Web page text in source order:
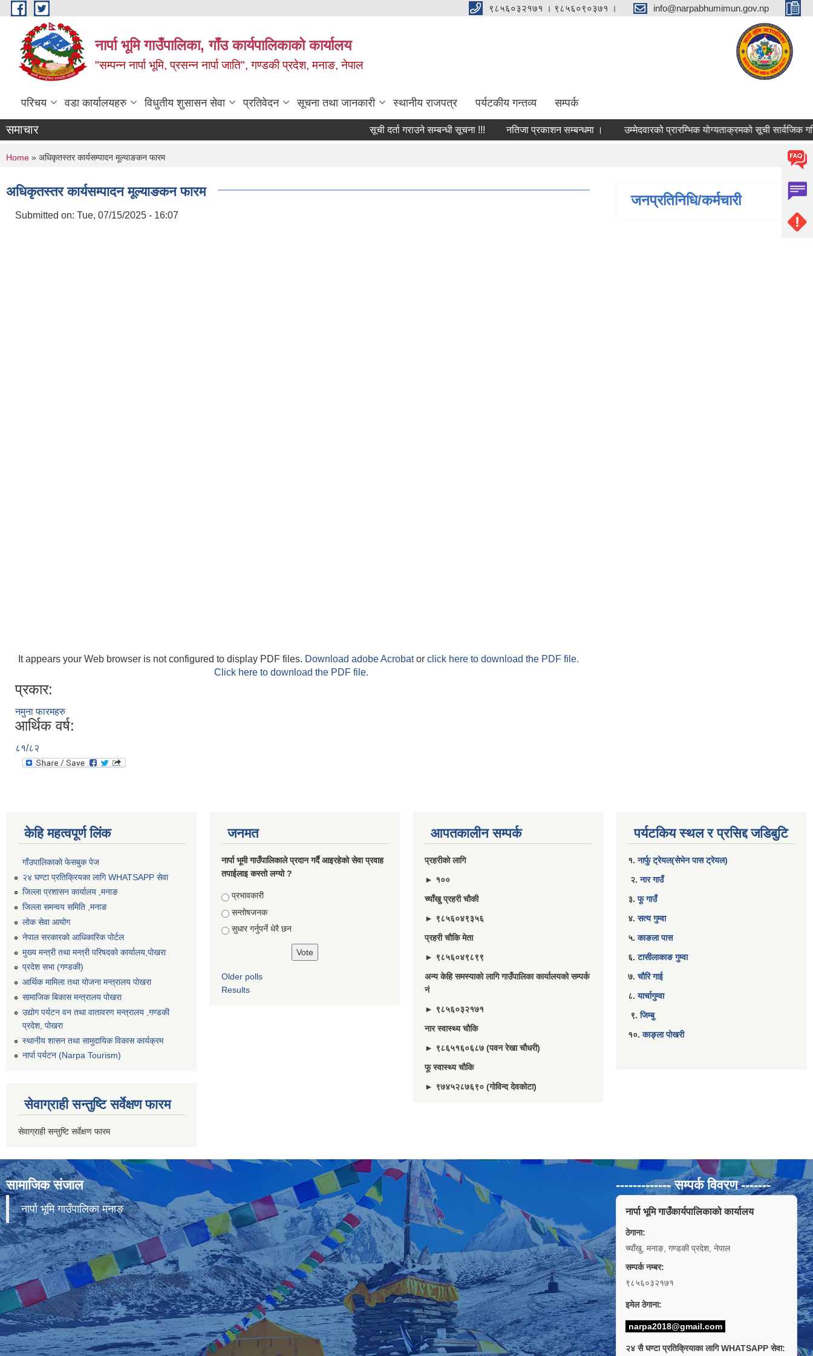
Skip to main content ९८५६०३२१७१ । ९८५६०९०३७१ । info@narpabhumimun.gov.np
नार्पा भूमि गाउँपालिका, गाँउ कार्यपालिकाको कार्यालय
"सम्पन्न नार्पा भूमि, प्रसन्न नार्पा जाति", गण्डकी प्रदेश, मनाङ, नेपाल
परिचय वडा कार्यालयहरु विधुतीय शुसासन सेवा प्रतिवेदन सूचना तथा जानकारी स्थानीय राजपत्र पर्यटकीय गन्तव्य सम्पर्क
समाचार सूची दर्ता गराउने सम्बन्धी सूचना !!! नतिजा प्रकाशन सम्बन्धमा । उम्मेदवारको प्रारम्भिक योग्यताक्रमको सूची सार्वजिक
You are here
Home » अधिकृतस्तर कार्यसम्पादन मूल्याङकन फारम
अधिकृतस्तर कार्यसम्पादन मूल्याङकन फारम
Submitted on: Tue, 07/15/2025 - 16:07
It appears your Web browser is not configured to display PDF files. Download adobe Acrobator click here to download the PDF file.
Click here to download the PDF file.
प्रकार:
नमुना फारमहरु
आर्थिक वर्ष:
८१/८२
जनप्रतिनिधि/कर्मचारी
केहि महत्वपूर्ण लिंक
गाँउपालिकाको फेसबुक पेज
२४ घण्टा प्रतिक्रियका लागि WHATSAPP सेवा
जिल्ला प्रशासन कार्यालय ,मनाङ
जिल्ला समन्वय समिति ,मनाङ
लोक सेवा आयोग
नेपाल सरकारको आधिकारिक पोर्टल
मुख्य मन्त्री तथा मन्त्री परिषदको कार्यालय,पोखरा
प्रदेश सभा (गण्डकी)
आर्थिक मामिला तथा योजना मन्त्रालय पोखरा
सामाजिक बिकास मन्त्रालय पोखरा
उद्योग पर्यटन वन तथा वातावरण मन्त्रालय ,गण्डकी
प्रदेश, पोखरा
स्थानीय शासन तथा सामुदायिक विकास कार्यक्रम
नार्पा पर्यटन (Narpa Tourism)
सेवाग्राही सन्तुष्टि सर्वेक्षण फारम
सेवाग्राही सन्तुष्टि सर्वेक्षण फारम
जनमत
नार्पा भूमी गाउँपालिकाले प्रदान गर्दै आइरहेको सेवा प्रवाह
तपाईलाइ कस्तो लग्यो ?
Choices
प्रभावकारी
सन्तोषजनक
सुधार गर्नुपर्ने धेरै छन
Older polls
Results
आपतकालीन सम्पर्क
प्रहरीकाे लागि
► १००
च्याँखु प्रहरी चाैकी
► ९८५६०४९३५६
प्रहरी चौकि मेता
► ९८५६०४९८९९
अन्य केहि समस्याको लागि गाउँपालिका कार्यालयको सम्पर्क
नं
► ९८५६०३२१७१
नार स्वास्थ्य चौकि
► ९८६५१६०६८७ (पवन रेखा चौधरी)
फू स्वास्थ्य चौकि
► ९७४५२८७६९० (गोविन्द देवकोटा)
पर्यटकिय स्थल र प्रसिद्द जडिबुटि
१.नार्फु ट्रेयल(सेभेन पास ट्रेयल)
२.नार गाउँ
३.फू गाउँ
४.सत्य गुम्वा
५.काङला पास
६.टासीलाकाङ गुम्वा
७.चौरि गाई
८.यार्चागुम्वा
९.जिम्बु
१०.काङ्ला पोखरी
सामाजिक संजाल
नार्पा भूमि गाउँपालिका मनाङ
------------- सम्पर्क विवरण -------
नार्पा भूमि गाउँकार्यपालिकाको कार्यालय
ठेगाना:
च्याँखु, मनाङ, गण्डकी प्रदेश, नेपाल
सम्पर्क नम्बर:
९८५६०३२१७१
इमेल ठेगाना:
narpa2018@gmail.com
२४ सै घण्टा प्रतिक्रियाका लागि WHATSAPP सेवा: